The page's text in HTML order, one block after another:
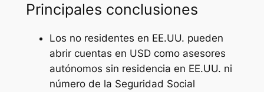
Principales conclusiones
Los no residentes en EE.UU. pueden
abrir cuentas en USD como asesores
autónomos sin residencia en EE.UU. ni
número de la Seguridad Social